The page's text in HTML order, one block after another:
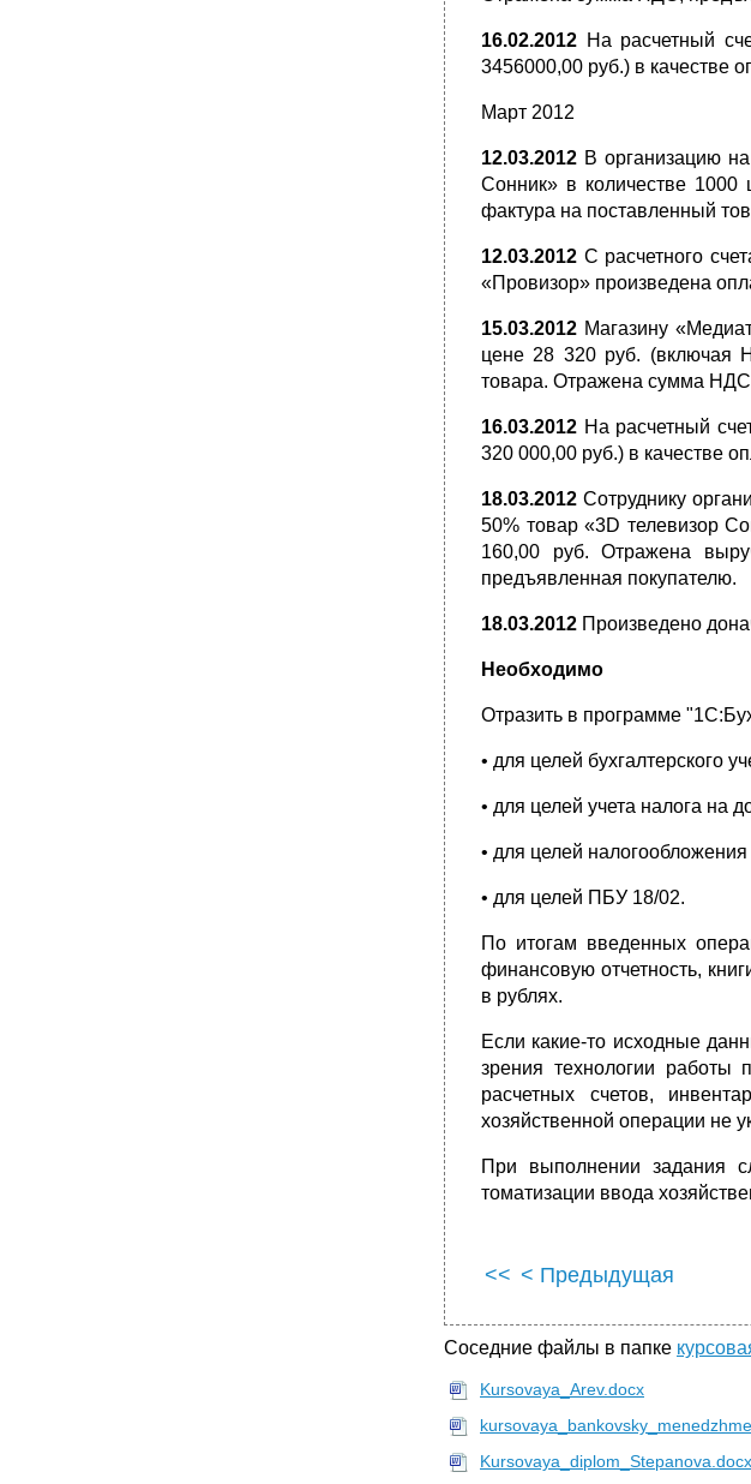
16.02.2012 На расчетный
3456000,00 руб.) в качестве
Март 2012
12.03.2012 В организацию
Сонник» в количестве
фактура на поставленный
12.03.2012 С расчетного
«Провизор» произведена
15.03.2012 Магазину
цене 28 320 руб. (включая
товара. Отражена сумма
16.03.2012 На расчетный
320 000,00 руб.) в качестве
18.03.2012 Сотруднику
50% товар «3D телевизор
160,00 руб. Отражена
предъявленная покупателю.
18.03.2012 Произведено
Необходимо
Отразить в программе
• для целей бухгалтерского
• для целей учета налога на
• для целей
• для целей ПБУ 18/02.
По итогам введенных
финансовую отчетность,
в рублях.
Если какие-то исходные
зрения технологии работы
расчетных счетов,
хозяйственной операции не
При выполнении задания
томатизации ввода
<< < Предыдущая
Соседние файлы в папке
Kursovaya_Arev.docx
Kursovaya_diplom_Stepanova.docx